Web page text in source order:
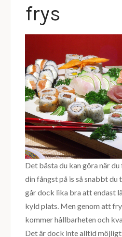
frys
Det bästa du kan göra när
din fångst på is så snabbt
går dock lika bra att endast
kyld plats. Men genom att
kommer hållbarheten och
Det är dock inte alltid